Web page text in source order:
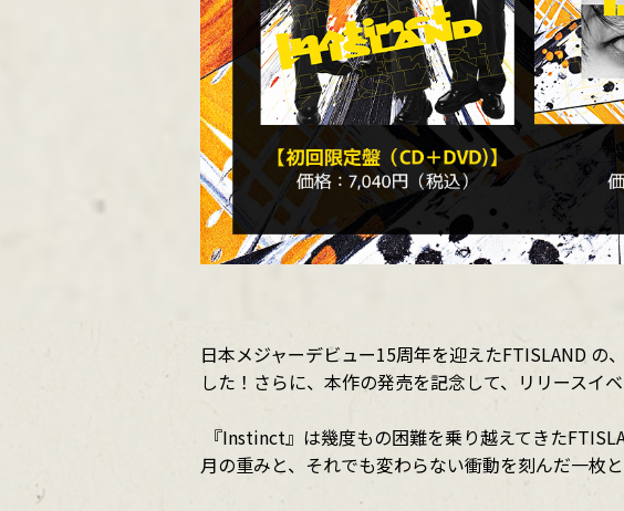
日本メジャーデビュー15周年を迎えたFTISLAND
した！さらに、本作の発売を記念して、リリースイ
『Instinct』は幾度もの困難を乗り越えてきた
月の重みと、それでも変わらない衝動を刻んだ一枚